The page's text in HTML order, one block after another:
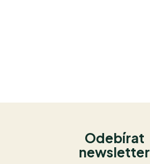
Odebírat
newsletter